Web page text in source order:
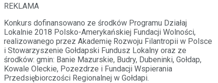
REKLAMA
Konkurs dofinansowano ze środków Programu Działaj
Lokalnie 2018 Polsko-Amerykańskiej Fundacji Wolności,
realizowanego przez Akademię Rozwoju Filantropii w Polsce
i Stowarzyszenie Gołdapski Fundusz Lokalny oraz ze
środków: gmin: Banie Mazurskie, Budry, Dubeninki, Gołdap,
Kowale Oleckie, Pozezdrze i Fundacji Wspierania
Przedsiębiorczości Regionalnej w Gołdapi.